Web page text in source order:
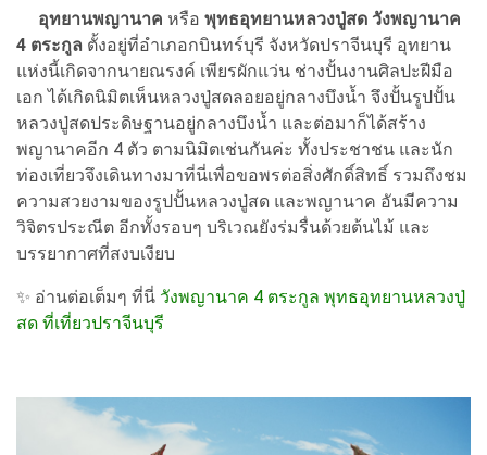
อุทยานพญานาค หรือ พุทธอุทยานหลวงปู่สด วังพญานาค
4 ตระกูล ตั้งอยู่ที่อำเภอกบินทร์บุรี จังหวัดปราจีนบุรี อุทยาน
แห่งนี้เกิดจากนายณรงค์ เพียรผักแว่น ช่างปั้นงานศิลปะฝีมือ
เอก ได้เกิดนิมิตเห็นหลวงปู่สดลอยอยู่กลางบึงน้ำ จึงปั้นรูปปั้น
หลวงปู่สดประดิษฐานอยู่กลางบึงน้ำ และต่อมาก็ได้สร้าง
พญานาคอีก 4 ตัว ตามนิมิตเช่นกันค่ะ ทั้งประชาชน และนัก
ท่องเที่ยวจึงเดินทางมาที่นี่เพื่อขอพรต่อสิ่งศักดิ์สิทธิ์ รวมถึงชม
ความสวยงามของรูปปั้นหลวงปู่สด และพญานาค อันมีความ
วิจิตรประณีต อีกทั้งรอบๆ บริเวณยังร่มรื่นด้วยต้นไม้ และ
บรรยากาศที่สงบเงียบ
✨ อ่านต่อเต็มๆ ที่นี่ วังพญานาค 4 ตระกูล พุทธอุทยานหลวงปู่
สด ที่เที่ยวปราจีนบุรี